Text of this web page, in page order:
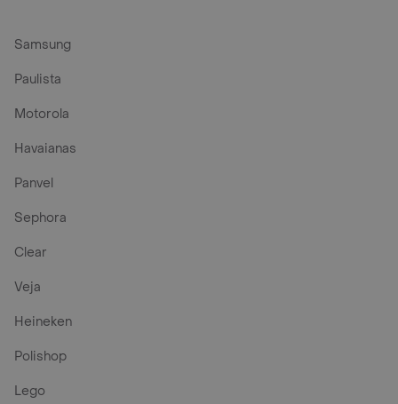
Samsung
Paulista
Motorola
Havaianas
Panvel
Sephora
Clear
Veja
Heineken
Polishop
Lego